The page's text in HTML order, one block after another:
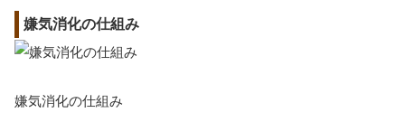
嫌気消化の仕組み
嫌気消化の仕組み